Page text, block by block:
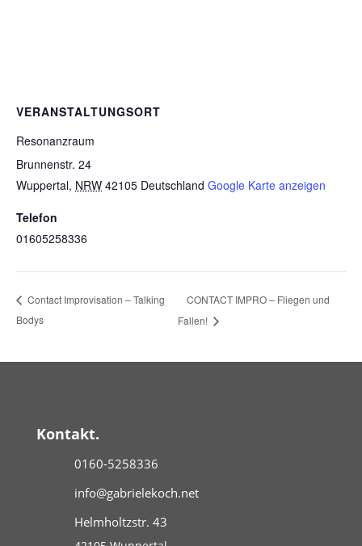
VERANSTALTUNGSORT
Resonanzraum
Brunnenstr. 24
Wuppertal, NRW 42105 Deutschland Google Karte anzeigen
Telefon
01605258336
Contact Improvisation – Talking
Bodys
CONTACT IMPRO – Fliegen und
Fallen!
Kontakt.
0160-5258336
info@gabrielekoch.net
Helmholtzstr. 43